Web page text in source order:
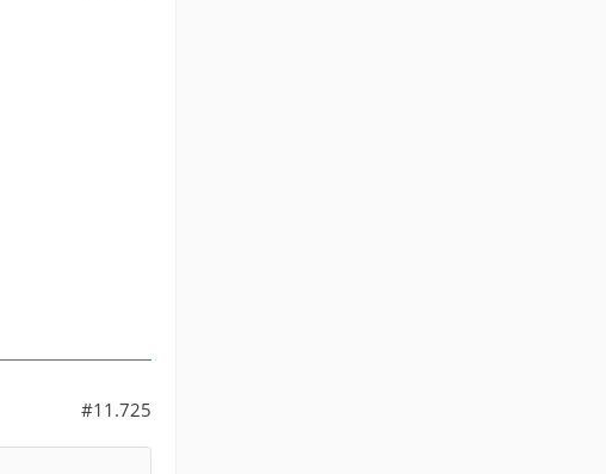
#11.725